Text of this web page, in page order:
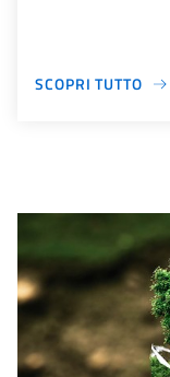
SCOPRI TUTTO